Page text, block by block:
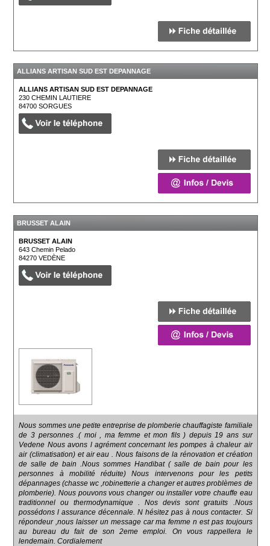
ALLIANS ARTISAN SUD EST DEPANNAGE
ALLIANS ARTISAN SUD EST DEPANNAGE
230 CHEMIN LAUTIERE
84700SORGUES
BRUSSET ALAIN
BRUSSET ALAIN
643 Chemin Pelado
84270VEDÈNE
Nous sommes une petite entreprise de plomberie chauffagiste familiale
de 3 personnes .( moi , ma femme et mon fils ) depuis 19 ans sur
Vedene Nous avons l agrément concernant les pompes à chaleur air
air (climatisation) et air eau . Nous faisons de la rénovation et création
de salle de bain .Nous sommes Handibat ( salle de bain pour les
personnes à mobilité réduite) Nous intervenons pour les petits
dépannages (chasse wc ,robinetterie a changer et autres problèmes de
plomberie). Nous pouvons vous changer ou installer votre chauffe eau
traditionnel ou thermodynamique . Nos devis sont gratuits .Nous
possédons l assurance décennale. N hésitez pas à nous contacter. Si
répondeur ,nous laisser un message car ma femme n est pas toujours
au bureau du fait de son 2eme emploi. On vous rappellera le
lendemain. Cordialement